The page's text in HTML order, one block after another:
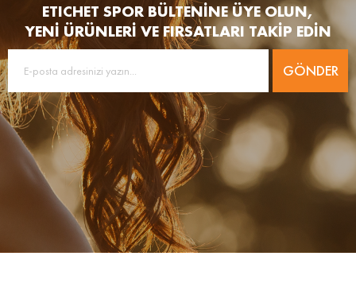
ETICHET SPOR BÜLTENİNE ÜYE OLUN,
YENİ ÜRÜNLERİ VE FIRSATLARI TAKİP EDİN
GÖNDER